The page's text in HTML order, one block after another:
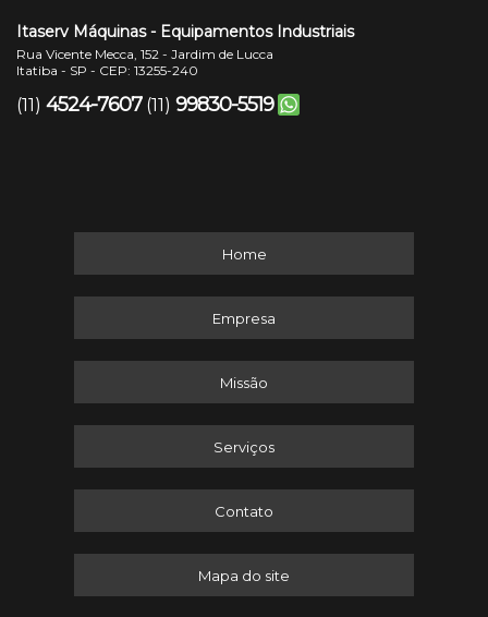
Itaserv Máquinas - Equipamentos Industriais
Rua Vicente Mecca, 152 - Jardim de Lucca
Itatiba - SP - CEP: 13255-240
(11) 4524-7607 (11) 99830-5519
Home
Empresa
Missão
Serviços
Contato
Mapa do site